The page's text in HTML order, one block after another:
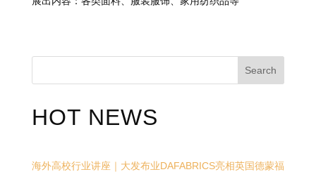
Search
HOT NEWS
海外高校行业讲座｜大发布业DAFABRICS亮相英国德蒙福